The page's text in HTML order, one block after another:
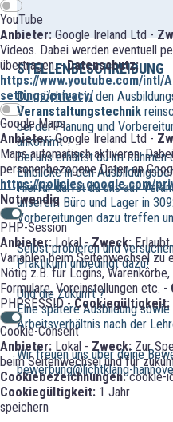
YouTube
Anbieter: Google Ireland Ltd -
Videos. Dabei werden eventuell
übertragen. -Datenschutz:
https://www.youtube.com/intl/
settings/privacy/
Google Maps
Anbieter:Google Ireland Ltd -
Maps automatisch aktiveren.
personenbezogene Daten an
https://policies.google.com/
Notwendig
PHP-Session
Anbieter:Lokal -Zweck:Erlaubt
Variablen beim Seitenwechsel zu
Nötig z.B. für Logins,
Formulare, Voreinstellungen etc. -
PHPSESSID -Cookiegültigkeit:
Cookie-Consent
Anbieter: Lokal - Zweck: Zur
beim Seitenwechsel und für
Cookiebezeichnungen:cookie-
Cookiegültigkeit: 1 Jahr
speichern
STELLENBESCHREIBUNG
Du möchtest in den
Veranstaltungstechnik
bei der Planung und
ankommt ?
Bei uns erhältst du im
Einblicke in den
Hierfür darfst du uns auf
unserem Büro und Lager in
Vorbereitungen dazu treffen
Selbst probieren und
Praktikum unbedingt dazu!
Und die Zukunft ?
Eine spätere Ausbildung
Arbeitsverhältnis nach der
Wir freuen uns über deine
bewerbung@lichtklang-